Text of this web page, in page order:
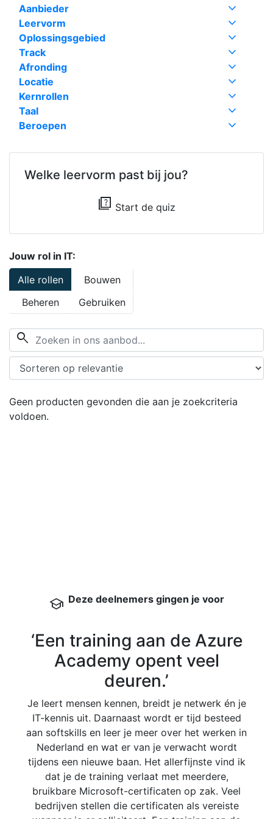
Aanbieder
expand_more
Leervorm expand_more
Oplossingsgebied expand_more
Track expand_more
Afronding expand_more
Locatie expand_more
Kernrollen expand_more
Taal expand_more
Beroepen expand_more
Welke leervorm past bij jou?
quiz Start de quiz
Jouw rol in IT:
Alle rollen
Bouwen
Beheren
Gebruiken
search
Geen producten gevonden die aan je zoekcriteria
voldoen.
school Deze deelnemers gingen je voor
‘Een training aan de Azure
Academy opent veel
deuren.’
Je leert mensen kennen, breidt je netwerk én je
IT-kennis uit. Daarnaast wordt er tijd besteed
aan softskills en leer je meer over het werken in
Nederland en wat er van je verwacht wordt
tijdens een nieuwe baan. Het allerfijnste vind ik
dat je de training verlaat met meerdere,
bruikbare Microsoft-certificaten op zak. Veel
bedrijven stellen die certificaten als vereiste